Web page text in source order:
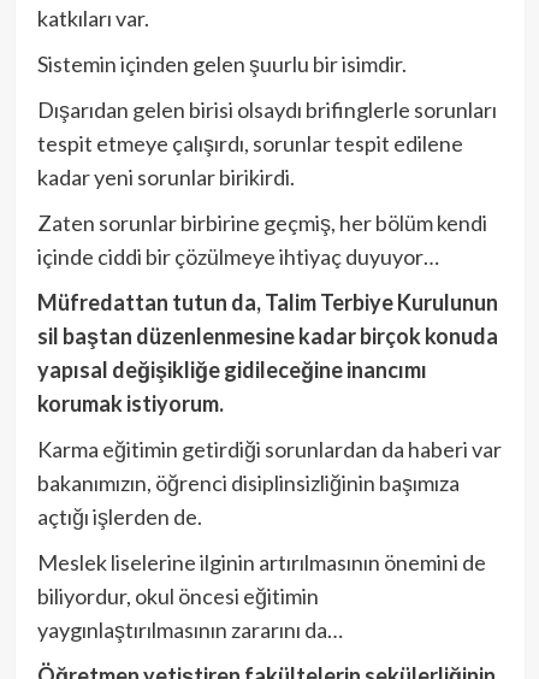
katkıları var.
Sistemin içinden gelen şuurlu bir isimdir.
Dışarıdan gelen birisi olsaydı brifinglerle sorunları
tespit etmeye çalışırdı, sorunlar tespit edilene
kadar yeni sorunlar birikirdi.
Zaten sorunlar birbirine geçmiş, her bölüm kendi
içinde ciddi bir çözülmeye ihtiyaç duyuyor…
Müfredattan tutun da, Talim Terbiye Kurulunun
sil baştan düzenlenmesine kadar birçok konuda
yapısal değişikliğe gidileceğine inancımı
korumak istiyorum.
Karma eğitimin getirdiği sorunlardan da haberi var
bakanımızın, öğrenci disiplinsizliğinin başımıza
açtığı işlerden de.
Meslek liselerine ilginin artırılmasının önemini de
biliyordur, okul öncesi eğitimin
yaygınlaştırılmasının zararını da…